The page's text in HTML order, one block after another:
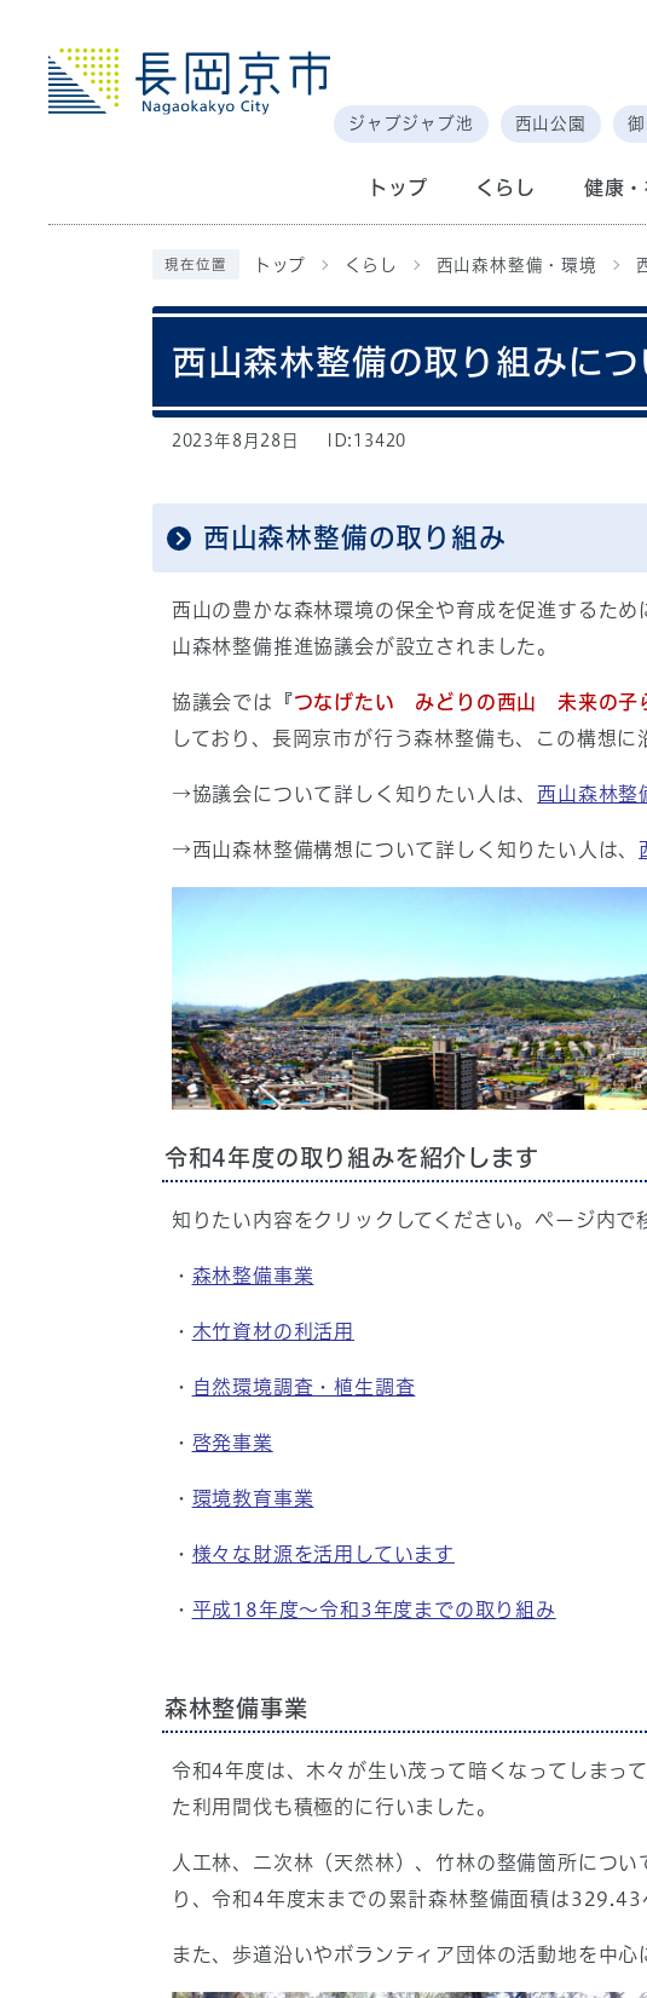
ジャブジャブ池 西山公園
トップ くらし 健康
現在位置 トップ くらし 西山森林整備・環境
西山森林整備の取り組みにつ
2023年8月28日 ID:13420
西山森林整備の取り組み
西山の豊かな森林環境の保全や育成を促進するた
山森林整備推進協議会が設立されました。
協議会では『つなげたい みどりの西山 未来の子
しており、長岡京市が行う森林整備も、この構想に
→協議会について詳しく知りたい人は、 西山森林整
→西山森林整備構想について詳しく知りたい人は、
令和4年度の取り組みを紹介します
知りたい内容をクリックしてください。ページ内で
・ 森林整備事業
・ 木竹資材の利活用
・ 自然環境調査・植生調査
・ 啓発事業
・ 環境教育事業
・ 様々な財源を活用しています
・ 平成18年度～令和3年度までの取り組み
森林整備事業
令和4年度は、木々が生い茂って暗くなってしまっ
た利用間伐も積極的に行いました。
人工林、二次林（天然林）、竹林の整備箇所につ
り、令和4年度末までの累計森林整備面積は
また、歩道沿いやボランティア団体の活動地を中